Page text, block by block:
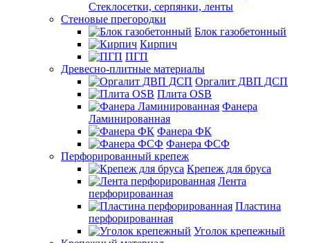
Стеклосетки, серпянки, ленты
Стеновые прегородки
Блок газобетонный
Кирпич
ПГП
Древесно-плитные материалы
Оргалит ДВП ДСП
Плита OSB
Фанера
Ламинированная
Фанера ФК
Фанера ФСФ
Перфорированный крепеж
Крепеж для бруса
Лента
перфорированная
Пластина
перфорированная
Уголок крепежный